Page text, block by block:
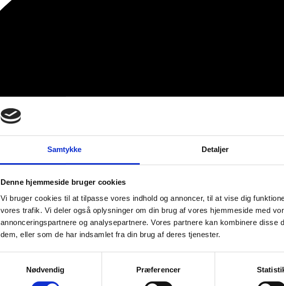
Samtykke Detaljer
Denne hjemmeside bruger cookies
Vi bruger cookies til at tilpasse vores indhold og annoncer, til at vise dig
vores trafik. Vi deler også oplysninger om din brug af vores hjemmeside med
annonceringspartnere og analysepartnere. Vores partnere kan kombinere disse
dem, eller som de har indsamlet fra din brug af deres tjenester.
Nødvendig
Præferencer